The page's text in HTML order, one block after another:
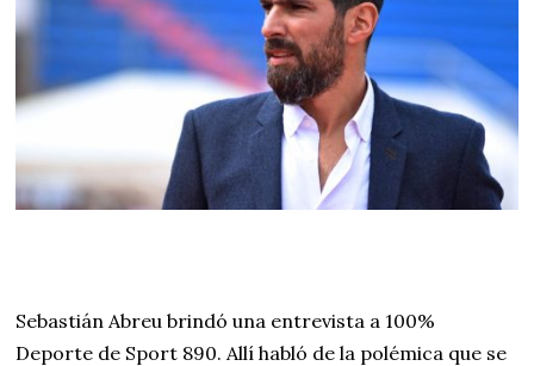
Sebastián Abreu brindó una entrevista a 100%
Deporte de Sport 890. Allí habló de la polémica que se